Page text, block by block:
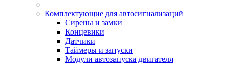
Комплектующие для автосигнализаций
Сирены и замки
Концевики
Датчики
Таймеры и запуски
Модули автозапуска двигателя